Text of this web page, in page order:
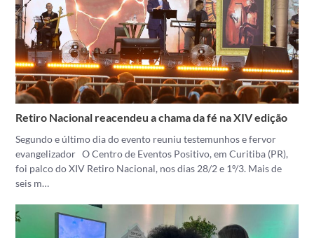
Retiro Nacional reacendeu a chama da fé na XIV edição
Segundo e último dia do evento reuniu testemunhos e fervor
evangelizador O Centro de Eventos Positivo, em Curitiba (PR),
foi palco do XIV Retiro Nacional, nos dias 28/2 e 1º/3. Mais de
seis m…